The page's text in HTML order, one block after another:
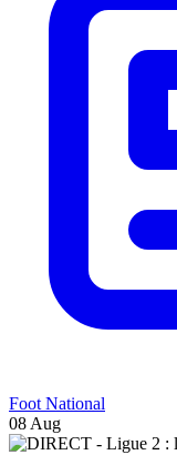
Foot National
08 Aug